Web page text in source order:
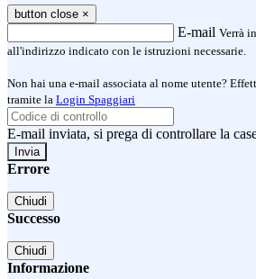
button close ×
E-mail Verrà
all'indirizzo indicato con le istruzioni necessarie.
Non hai una e-mail associata al nome utente?
tramite la Login Spaggiari
E-mail inviata, si prega di controllare la
Errore
Chiudi
Successo
Chiudi
Informazione